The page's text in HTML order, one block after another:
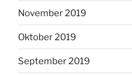
November 2019
Oktober 2019
September 2019